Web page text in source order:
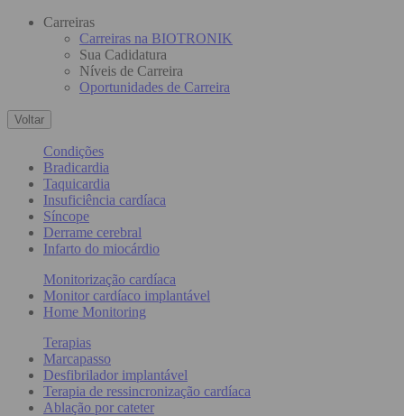
Carreiras
Carreiras na BIOTRONIK
Sua Cadidatura
Níveis de Carreira
Oportunidades de Carreira
Voltar
Condições
Bradicardia
Taquicardia
Insuficiência cardíaca
Síncope
Derrame cerebral
Infarto do miocárdio
Monitorização cardíaca
Monitor cardíaco implantável
Home Monitoring
Terapias
Marcapasso
Desfibrilador implantável
Terapia de ressincronização cardíaca
Ablação por cateter